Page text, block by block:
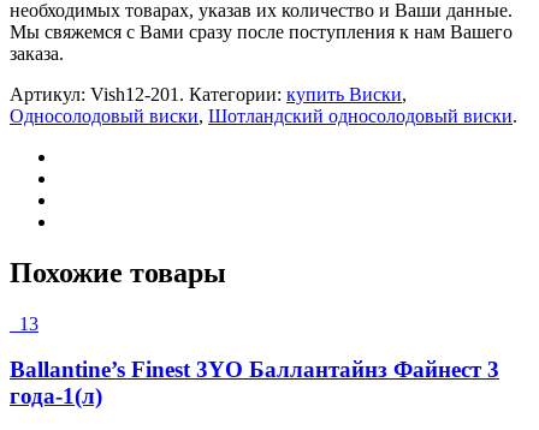
необходимых товарах, указав их количество и Ваши данные.
Мы свяжемся с Вами сразу после поступления к нам Вашего
заказа.
Артикул: Vish12-201 . Категории: купить Виски,
Односолодовый виски, Шотландский односолодовый виски.
Похожие товары
13
Ballantine’s Finest 3YO Баллантайнз Файнест 3
года-1(л)